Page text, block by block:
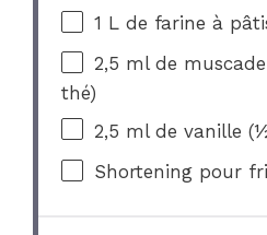
1 L de farine à
2,5 ml de
thé)
2,5 ml de vanille (
Shortening pour